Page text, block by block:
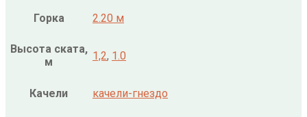
Горка 2.20 м
Высота ската,
м
1,2, 1.0
Качели качели-гнездо